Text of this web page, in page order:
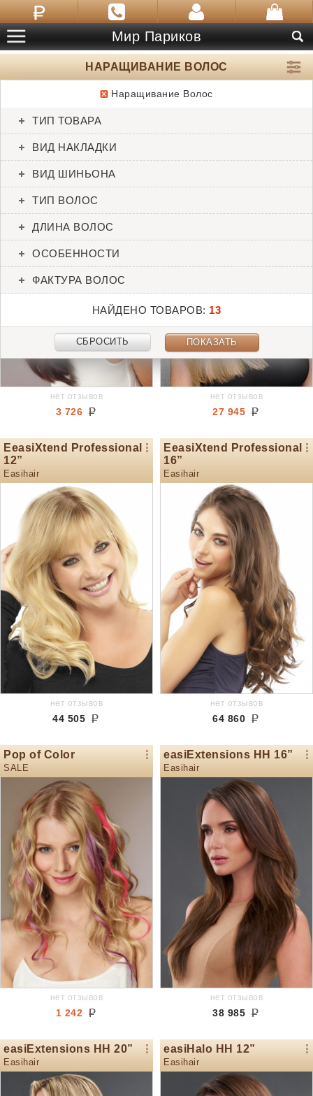
Мир Париков
НАРАЩИВАНИЕ ВОЛОС
Наращивание Волос
ТИП ТОВАРА
ВИД НАКЛАДКИ
ВИД ШИНЬОНА
ТИП ВОЛОС
ДЛИНА ВОЛОС
ОСОБЕННОСТИ
ФАКТУРА ВОЛОС
НАЙДЕНО ТОВАРОВ: 13
СБРОСИТЬ ПОКАЗАТЬ
2-in-1 Extension Wrap
нет отзывов
3 726
нет отзывов
27 945
EeasiXtend Professional
12”
Easihair
нет отзывов
44 505
EeasiXtend Professional
16”
Easihair
нет отзывов
64 860
Pop of Color
SALE
нет отзывов
1 242
easiExtensions HH 16”
Easihair
нет отзывов
38 985
easiExtensions HH 20”
Easihair
easiHalo HH 12”
Easihair